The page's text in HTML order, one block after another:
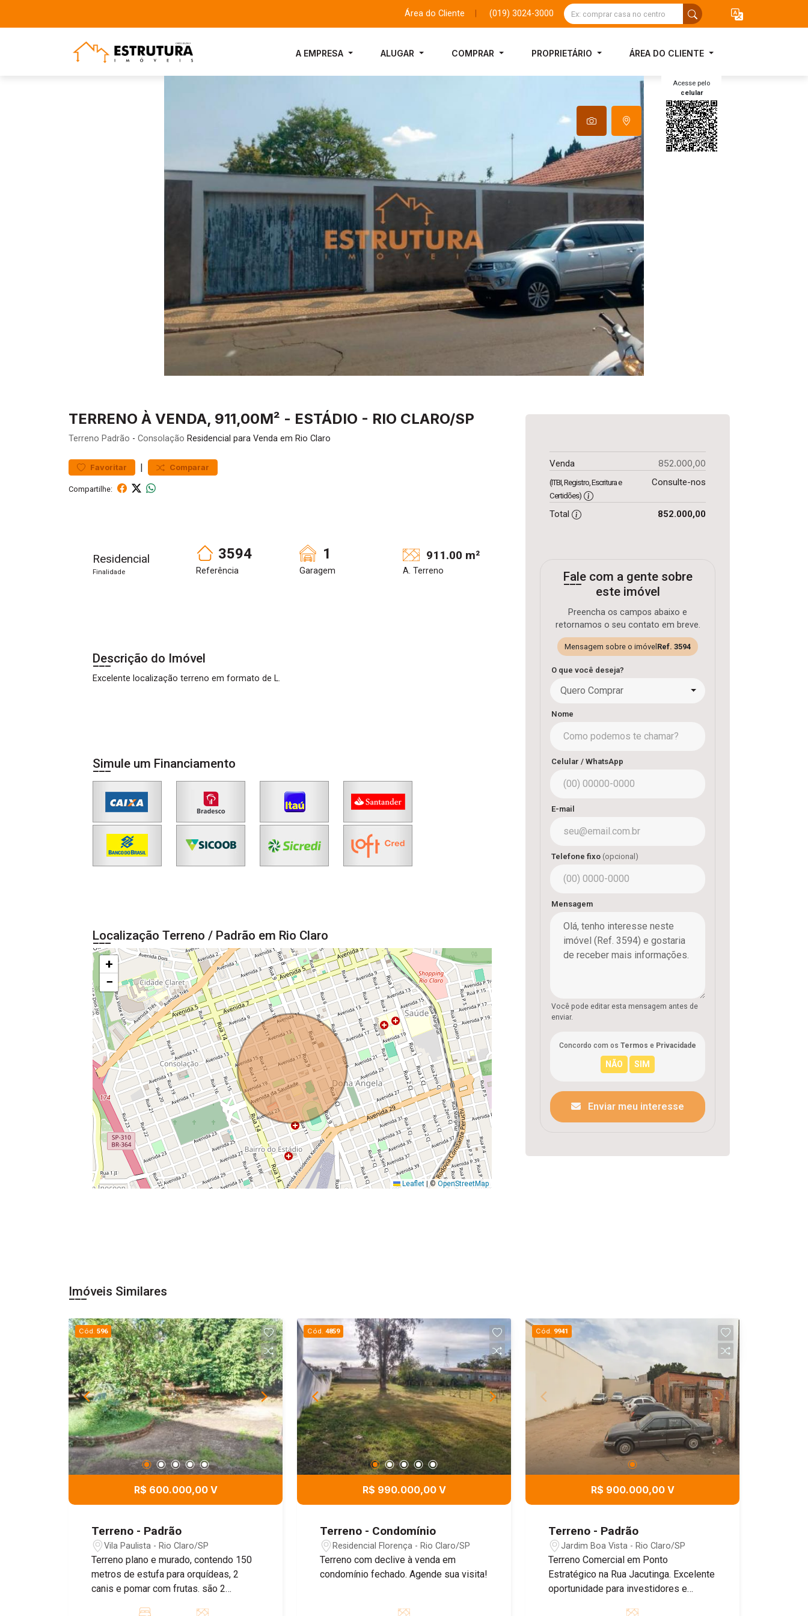
Área do Cliente (019) 3024-3000
A EMPRESA ALUGAR COMPRAR PROPRIETÁRIO ÁREA DO CLIENTE
Acesse pelo
celular
TERRENO À VENDA, 911,00M² - ESTÁDIO - RIO CLARO/SP
Terreno Padrão - Consolação Residencial para Venda em Rio Claro
Favoritar | Comparar
Compartilhe:
Residencial
Finalidade
3594
Referência
1
Garagem
911.00 m²
A. Terreno
Descrição do Imóvel
Excelente localização terreno em formato de L.
Simule um Financiamento
Localização Terreno / Padrão em Rio Claro
+
−
Leaflet © OpenStreetMap
Venda 852.000,00
(ITBI, Registro, Escritura e
Certidões)
Consulte-nos
Total 852.000,00
Fale com a gente sobre
este imóvel
Preencha os campos abaixo e
retornamos o seu contato em breve.
Mensagem sobre o imóvel Ref. 3594
O que você deseja?
Quero Comprar
Nome
Celular / WhatsApp
E-mail
Telefone fixo (opcional)
Mensagem
Você pode editar esta mensagem antes de
enviar.
Concordo com os Termos e Privacidade
Enviar meu interesse
Imóveis Similares
Cód. 596
R$ 600.000,00 V
Terreno - Padrão
Vila Paulista - Rio Claro/SP
Terreno plano e murado, contendo 150
metros de estufa para orquídeas, 2
canis e pomar com frutas. são 2
Cód. 4859
R$ 990.000,00 V
Terreno - Condomínio
Residencial Florença - Rio Claro/SP
Terreno com declive à venda em
condomínio fechado. Agende sua visita!
Cód. 9941
R$ 900.000,00 V
Terreno - Padrão
Jardim Boa Vista - Rio Claro/SP
Terreno Comercial em Ponto
Estratégico na Rua Jacutinga. Excelente
oportunidade para investidores e